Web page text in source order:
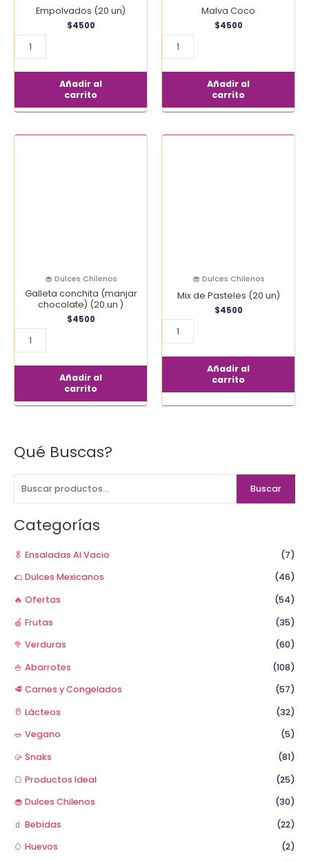
Qué Buscas?
B
c
a
p
Buscar
Categorías
🥬 Ensaladas Al Vacio
(7)
🌮 Dulces Mexicanos
(46)
🔥 Ofertas
(54)
🍎 Frutas
(35)
🥦 Verduras
(60)
🍚 Abarrotes
(108)
🥩 Carnes y Congelados
(57)
🥛 Lácteos
(32)
🥗 Vegano
(5)
🥠 Snaks
(81)
🍞 Productos Ideal
(25)
🧁 Dulces Chilenos
(30)
🧃 Bebidas
(22)
🥚 Huevos
(2)
Empolvados (20 un)
$4500
Añadir al
carrito
Malva Coco
$4500
Añadir al
carrito
🧁 Dulces Chilenos
Galleta conchita (manjar
chocolate) (20.un )
$4500
Añadir al
carrito
🧁 Dulces Chilenos
Mix de Pasteles (20 un)
$4500
Añadir al
carrito